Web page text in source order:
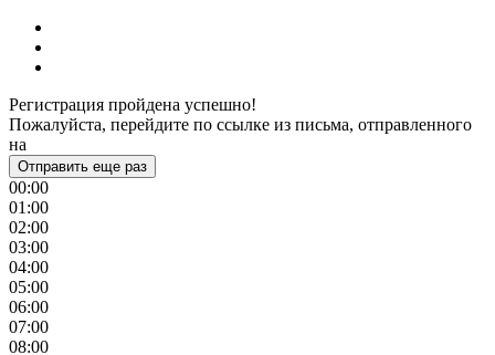
Регистрация пройдена успешно!
Пожалуйста, перейдите по ссылке из письма, отправленного
на
Отправить еще раз
00:00
01:00
02:00
03:00
04:00
05:00
06:00
07:00
08:00